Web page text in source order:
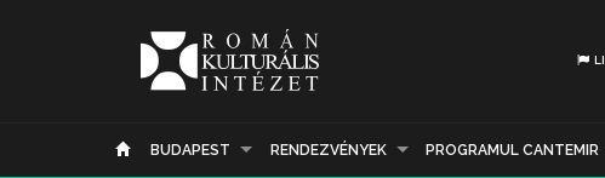
BUDAPEST RENDEZVÉNYEK PROGRAMUL CANTEMIR